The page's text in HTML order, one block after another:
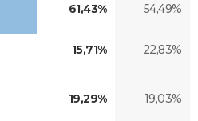
61,43% 54,49%
15,71% 22,83%
19,29% 19,03%